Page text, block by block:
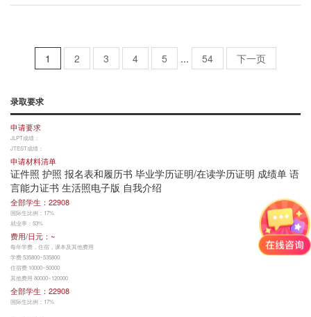
1 2 3 4 5 ... 54 下一页
录取要求
申请要求
JLPT成绩：
JTEST成绩：
申请材料清单
证件照 护照 报名表和履历书 毕业学历证明/在读学历证明 成绩单 语
言能力证书 生活照电子版 自我介绍
全部学生：22908
国际生比例：17%
就业率：53%
费用/日元：~
每年学费，住宿，课本及其他费用
学费 535800~535800
住宿费 10000~50000
其他费用 80000~120000
全部学生：22908
国际生比例：17%